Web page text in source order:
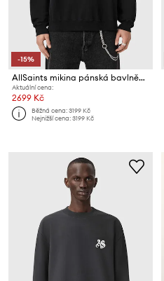
-15%
AllSaints mikina pánská bavlněná XANDER
Aktuální cena:
2699 Kč
Běžná cena:3199 Kč
Nejnižší cena:3199 Kč